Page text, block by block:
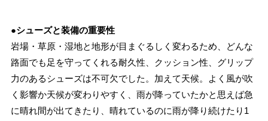
●シューズと装備の重要性
岩場・草原・湿地と地形が目まぐるしく変わるため、どんな
路面でも足を守ってくれる耐久性、クッション性、グリップ
力のあるシューズは不可欠でした。加えて天候。よく風が吹
く影響か天候が変わりやすく、雨が降っていたかと思えば急
に晴れ間が出てきたり、晴れているのに雨が降り続けたり1